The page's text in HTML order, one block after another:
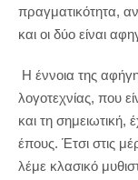
πραγματικότητα,
και οι δύο είναι
Η έννοια της
λογοτεχνίας, που
και τη σημειωτική,
έπους. Έτσι στις
λέμε κλασικό